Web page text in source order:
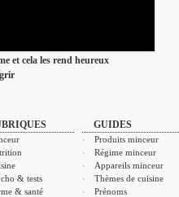
et cela les rend heureux
& tests
& santé
GUIDES
Produits minceur
Régime minceur
Appareils minceur
Thèmes de cuisine
Prénoms